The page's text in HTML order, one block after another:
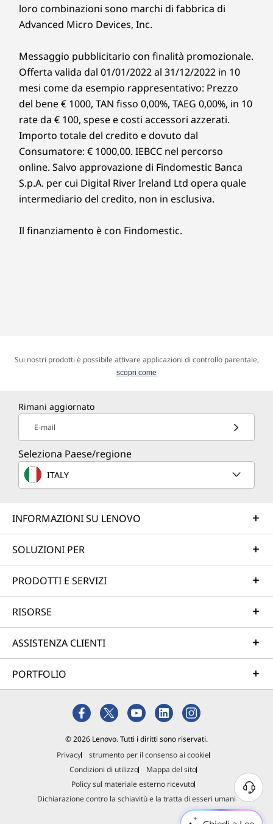
loro combinazioni sono marchi di fabbrica di
Advanced Micro Devices, Inc.
Messaggio pubblicitario con finalità promozionale.
Offerta valida dal 01/01/2022 al 31/12/2022 in 10
mesi come da esempio rappresentativo: Prezzo
del bene € 1000, TAN fisso 0,00%, TAEG 0,00%, in 10
rate da € 100, spese e costi accessori azzerati.
Importo totale del credito e dovuto dal
Consumatore: € 1000,00. IEBCC nel percorso
online. Salvo approvazione di Findomestic Banca
S.p.A. per cui Digital River Ireland Ltd opera quale
intermediario del credito, non in esclusiva.
Il finanziamento è con Findomestic.
Sui nostri prodotti è possibile attivare applicazioni di controllo parentale,
scopri come
Rimani aggiornato
E-mail
Seleziona Paese/regione
ITALY
INFORMAZIONI SU LENOVO
SOLUZIONI PER
PRODOTTI E SERVIZI
RISORSE
ASSISTENZA CLIENTI
PORTFOLIO
© 2026 Lenovo. Tutti i diritti sono riservati.
Privacy
strumento per il consenso ai cookie
Condizioni di utilizzo
Mappa del sito
Policy sul materiale esterno ricevuto
Dichiarazione contro la schiavitù e la tratta di esseri umani